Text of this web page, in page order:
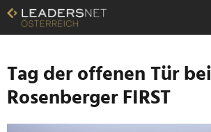
Zum
Inhalt
Zur
Navigation
Zur
Hauptnavigation
Tag der offenen Tür bei
Rosenberger FIRST